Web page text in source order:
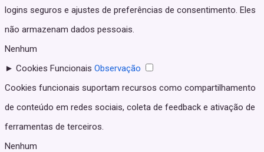
logins seguros e ajustes de preferências de consentimento. Eles
não armazenam dados pessoais.
Nenhum
► Cookies Funcionais Observação
Cookies funcionais suportam recursos como compartilhamento
de conteúdo em redes sociais, coleta de feedback e ativação de
ferramentas de terceiros.
Nenhum